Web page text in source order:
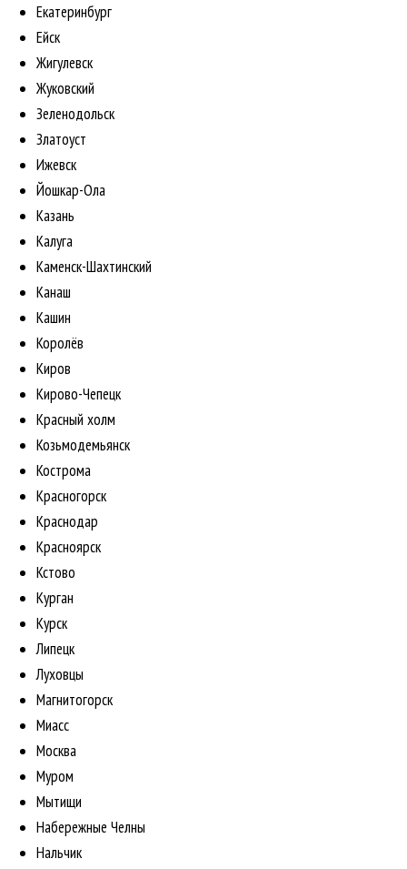
Екатеринбург
Ейск
Жигулевск
Жуковский
Зеленодольск
Златоуст
Ижевск
Йошкар-Ола
Казань
Калуга
Каменск-Шахтинский
Канаш
Кашин
Королёв
Киров
Кирово-Чепецк
Красный холм
Козьмодемьянск
Кострома
Красногорск
Краснодар
Красноярск
Кстово
Курган
Курск
Липецк
Луховцы
Магнитогорск
Миасс
Москва
Муром
Мытищи
Набережные Челны
Нальчик